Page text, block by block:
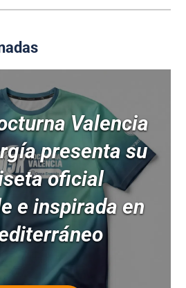
Valencia
presenta su
oficial
e inspirada en